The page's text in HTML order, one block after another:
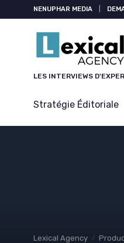
NENUPHAR MEDIA
LES INTERVIEWS
Stratégie Éditoriale
Lexical Agency
Panneau de gestion des